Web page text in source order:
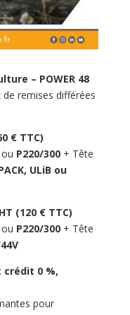
– POWER 48
de remises différées
€ TTC)
P220/300+ Tête
ULiB ou
(120 € TTC)
P220/300+ Tête
crédit 0 %,
pour